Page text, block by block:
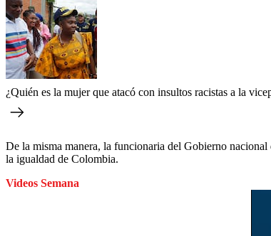
¿Quién es la mujer que atacó con insultos racistas a la
De la misma manera, la funcionaria del Gobierno
la igualdad de Colombia.
Videos Semana